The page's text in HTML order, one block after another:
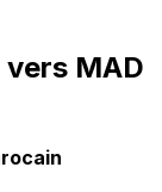
vers MAD